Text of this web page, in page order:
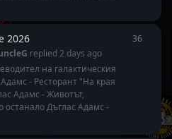
2026
replied2 days ago
на галактическия
- Ресторант "На края
Адамс - Животът,
останало Дъглас Адамс -
36